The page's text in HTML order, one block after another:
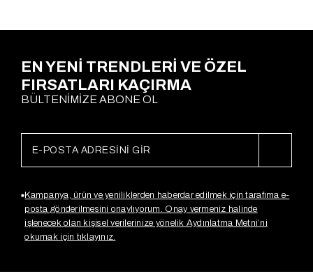
EN YENİ TRENDLERİ VE ÖZEL
FIRSATLARI KAÇIRMA
BÜLTENİMİZE ABONE OL
Kampanya, ürün ve yeniliklerden haberdar edilmek için tarafıma e-
posta gönderilmesini onaylıyorum. Onay vermeniz halinde
işlenecek olan kişisel verilerinize yönelik Aydınlatma Metni’ni
okumak için tıklayınız.